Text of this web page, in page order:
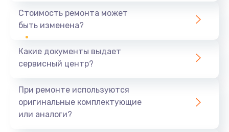
1440 руб.
Ремонт южного моста
Замена батарейки BIOS
Стоимость ремонта может
быть изменена?
Какие документы выдает
сервисный центр?
При ремонте используются
оригинальные комплектующие
или аналоги?